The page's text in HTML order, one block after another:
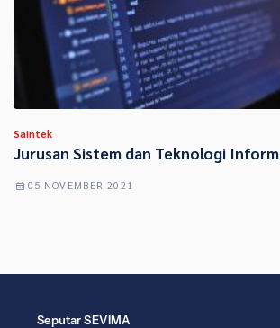
Saintek
Jurusan Sistem dan Teknologi
05 NOVEMBER 2021
Seputar SEVIMA